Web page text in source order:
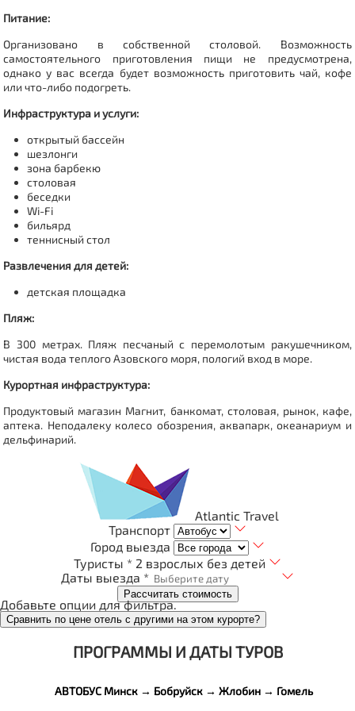
Питание:
Организовано в собственной столовой. Возможность
самостоятельного приготовления пищи не предусмотрена,
однако у вас всегда будет возможность приготовить чай, кофе
или что-либо подогреть.
Инфраструктура и услуги:
открытый бассейн
шезлонги
зона барбекю
столовая
беседки
Wi-Fi
бильярд
теннисный стол
Развлечения для детей:
детская площадка
Пляж:
В 300 метрах. Пляж песчаный с перемолотым ракушечником,
чистая вода теплого Азовского моря, пологий вход в море.
Курортная инфраструктура:
Продуктовый магазин Магнит, банкомат, столовая, рынок, кафе,
аптека. Неподалеку колесо обозрения, аквапарк, океанариум и
дельфинарий.
Atlantic Travel
Транспорт
Город выезда
Туристы * 2 взрослых без детей
Даты выезда *
Рассчитать стоимость
Добавьте опции для фильтра.
Сравнить по цене отель с другими на этом курорте?
ПРОГРАММЫ И ДАТЫ ТУРОВ
АВТОБУС Минск → Бобруйск → Жлобин → Гомель